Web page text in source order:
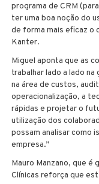
programa de CRM
ter uma boa noção do
de forma mais eficaz o
Kanter.
Miguel aponta que as
trabalhar lado a lado
na área de custos,
operacionalização, a
rápidas e projetar o
utilização dos
possam analisar como
empresa.”
Mauro Manzano, que é
Clínicas reforça que